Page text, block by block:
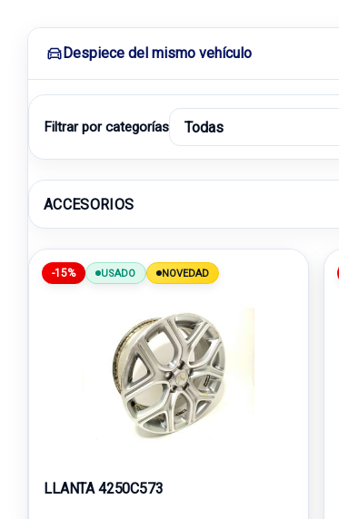
Despiece del mismo vehículo
Filtrar por categorías
ACCESORIOS
-15% USADO NOVEDAD
LLANTA 4250C573